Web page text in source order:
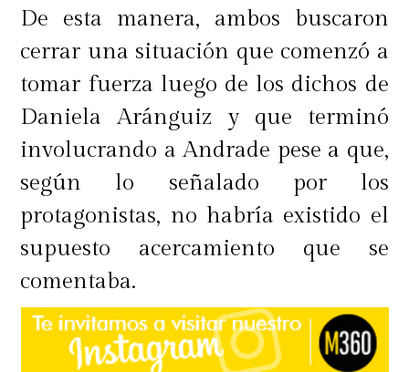
De esta manera, ambos buscaron
cerrar una situación que comenzó a
tomar fuerza luego de los dichos de
Daniela Aránguiz y que terminó
involucrando a Andrade pese a que,
según lo señalado por los
protagonistas, no habría existido el
supuesto acercamiento que se
comentaba.